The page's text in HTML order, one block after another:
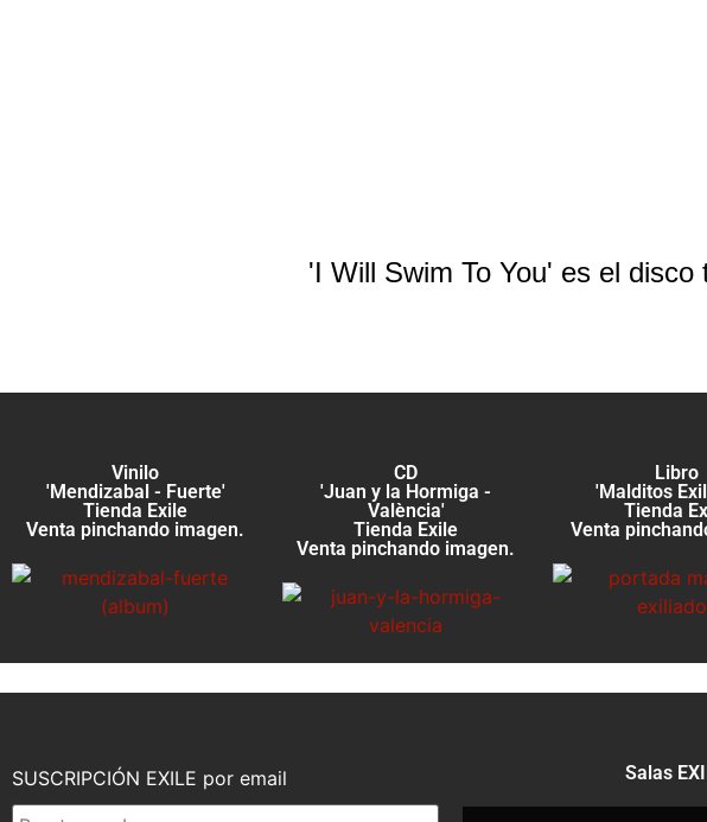
'I Will Swim To You' es el
Vinilo
'Mendizabal - Fuerte'
Tienda Exile
Venta pinchando imagen.
CD
'Juan y la Hormiga -
València'
Tienda Exile
Venta pinchando imagen.
Libro
'Malditos
Tienda
Venta
SUSCRIPCIÓN EXILE por email Salas